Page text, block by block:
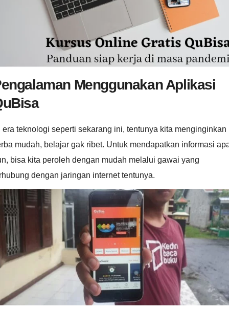
Menggunakan Aplikasi
era teknologi seperti sekarang ini, tentunya kita menginginkan
mudah, belajar gak ribet. Untuk mendapatkan informasi
bisa kita peroleh dengan mudah melalui gawai yang
dengan jaringan internet tentunya.